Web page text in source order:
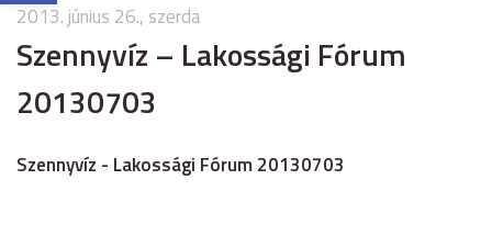
2013. június 26., szerda
Szennyvíz – Lakossági Fórum
20130703
Szennyvíz - Lakossági Fórum 20130703